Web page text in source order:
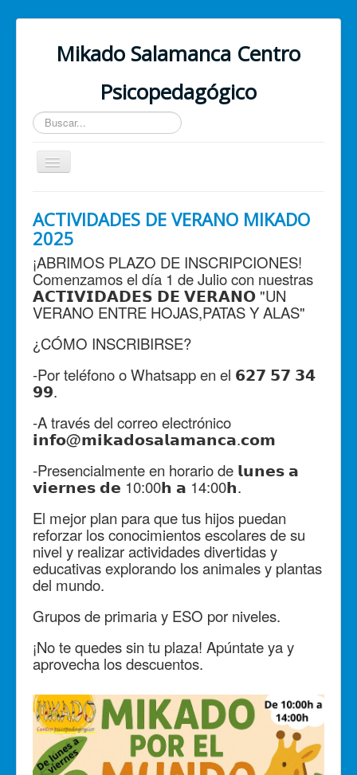
Mikado Salamanca Centro
Psicopedagógico
Buscar...
Cambiar
navegación
¿Quiénes somos?
Nuestros servicios
PSICOLOGÍA ONLINE
Contacto
ACTIVIDADES DE VERANO MIKADO
2025
¡ABRIMOS PLAZO DE INSCRIPCIONES!
Comenzamos el día 1 de Julio con nuestras
𝗔𝗖𝗧𝗜𝗩𝗜𝗗𝗔𝗗𝗘𝗦 𝗗𝗘 𝗩𝗘𝗥𝗔𝗡𝗢 "UN
VERANO ENTRE HOJAS,PATAS Y ALAS"
¿CÓMO INSCRIBIRSE?
-Por teléfono o Whatsapp en el 𝟲𝟮𝟳 𝟱𝟳 𝟯𝟰
𝟵𝟵.
-A través del correo electrónico
𝗶𝗻𝗳𝗼@𝗺𝗶𝗸𝗮𝗱𝗼𝘀𝗮𝗹𝗮𝗺𝗮𝗻𝗰𝗮.𝗰𝗼𝗺
-Presencialmente en horario de 𝗹𝘂𝗻𝗲𝘀 𝗮
𝘃𝗶𝗲𝗿𝗻𝗲𝘀 𝗱𝗲 10:00𝗵 𝗮 14:00𝗵.
El mejor plan para que tus hijos puedan
reforzar los conocimientos escolares de su
nivel y realizar actividades divertidas y
educativas explorando los animales y plantas
del mundo.
Grupos de primaria y ESO por niveles.
¡No te quedes sin tu plaza! Apúntate ya y
aprovecha los descuentos.